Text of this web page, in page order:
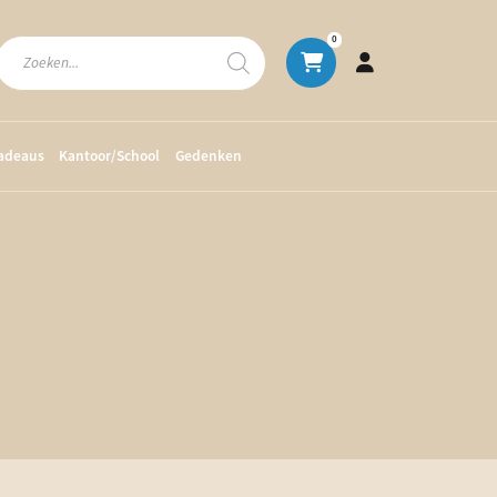
0
Kantoor/School Gedenken